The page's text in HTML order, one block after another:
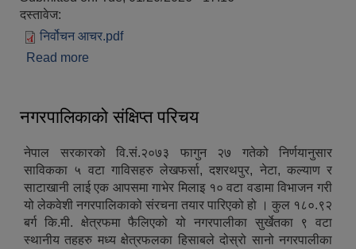
दस्तावेज:
निर्वोचन आचर.pdf
Read more
नगरपालिकाको संक्षिप्त परिचय
नेपाल सरकारको वि.सं.२०७३ फागुन २७ गतेको निर्णयानुसार
साविकका ५ वटा गाविसहरु लेखफर्सा, दशरथपुर, नेटा, कल्याण र
साटाखानी लाई एक आपसमा गाभेर मिलाइ १० वटा वडामा विभाजन गरी
यो लेकवेशी नगरपालिकाको संरचना तयार पारिएको हो । कुल १८०.९२
बर्ग कि.मी. क्षेत्रफमा फैलिएको यो नगरपालीका सुर्खेतका ९ वटा
स्थानीय तहहरु मध्य क्षेत्रफलका हिसाबले दोस्रो सानो नगरपालीका